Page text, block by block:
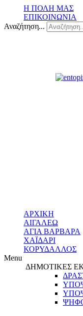
Η ΠΟΛΗ ΜΑΣ
ΕΠΙΚΟΙΝΩΝΙΑ
Αναζήτηση...
ΑΡΧΙΚΗ
ΑΙΓΑΛΕΩ
ΑΓΙΑ ΒΑΡΒΑΡΑ
ΧΑΪΔΑΡΙ
ΚΟΡΥΔΑΛΛΟΣ
Menu
ΔΗΜΟΤΙΚΕΣ